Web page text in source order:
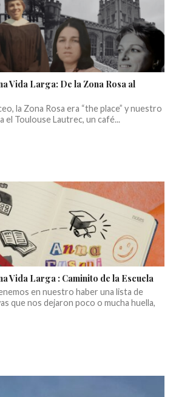
Vida Larga: De la Zona Rosa al
la Zona Rosa era “the place” y nuestro
el Toulouse Lautrec, un café...
Vida Larga : Caminito de la Escuela
en nuestro haber una lista de
que nos dejaron poco o mucha huella,